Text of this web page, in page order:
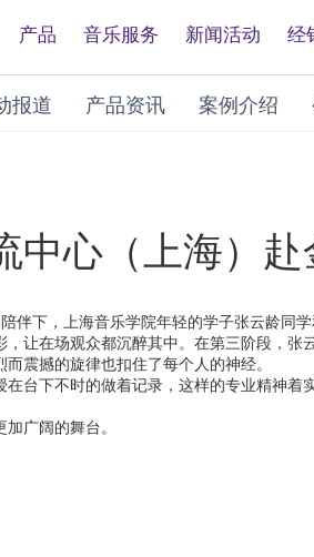
产品 音乐服务 新闻活动 经
报道 产品资讯 案例介绍
中心（上海）
伴下，上海音乐学院年轻的学子张云龄同
让在场观众都沉醉其中。在第三阶段，
震撼的旋律也扣住了每个人的神经。
台下不时的做着记录，这样的专业精神
广阔的舞台。